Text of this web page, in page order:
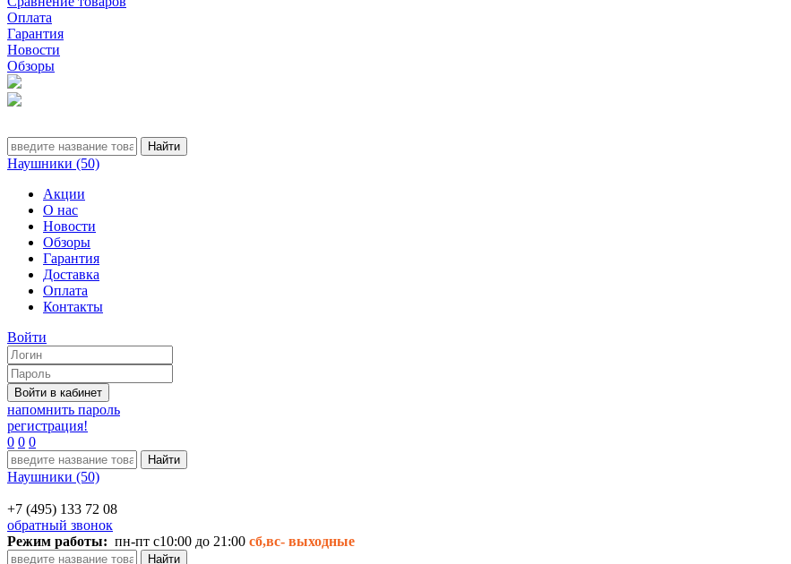
Оплата
Гарантия
Новости
Обзоры
Наушники (50)
Акции
О нас
Новости
Обзоры
Гарантия
Доставка
Оплата
Контакты
Войти
напомнить пароль
регистрация!
0 0 0
Наушники (50)
+7 (495) 133 72 08
обратный звонок
Режим работы: пн-пт с10:00 до 21:00 сб,вс- выходные